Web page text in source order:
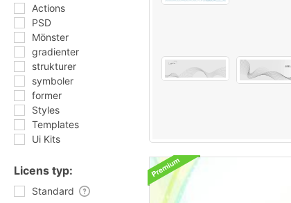
Actions
PSD
Mönster
gradienter
strukturer
symboler
former
Styles
Templates
Ui Kits
Licens typ:
Standard